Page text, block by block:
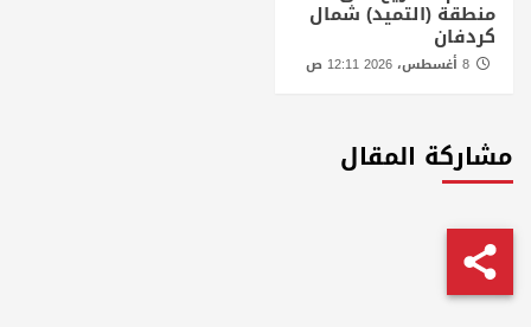
منطقة (التميد) شمال
كردفان
مشاركة المقال